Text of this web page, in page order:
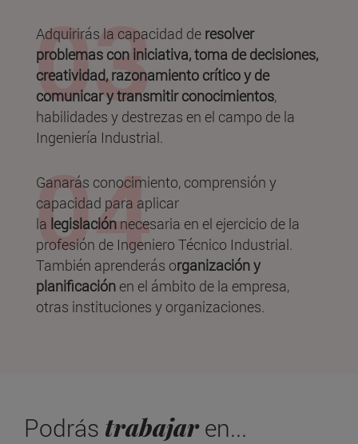
Adquirirás la capacidad de resolver
problemas con iniciativa, toma de decisiones,
creatividad, razonamiento crítico y de
comunicar y transmitir conocimientos,
habilidades y destrezas en el campo de la
Ingeniería Industrial.
Ganarás conocimiento, comprensión y
capacidad para aplicar
la legislación necesaria en el ejercicio de la
profesión de Ingeniero Técnico Industrial.
También aprenderás organización y
planificación en el ámbito de la empresa,
otras instituciones y organizaciones.
Podrás trabajaren...